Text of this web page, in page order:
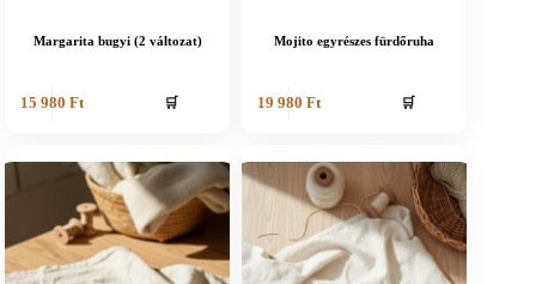
Margarita bugyi (2 változat)
15 980 Ft 🛒
Mojito egyrészes fürdőruha
19 980 Ft 🛒